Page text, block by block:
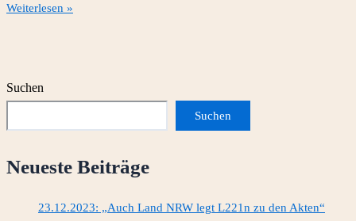
10.02.2023:
Antrag
an
Weiterlesen »
Suchen
Suchen
Neueste Beiträge
23.12.2023: „Auch Land NRW legt L221n zu den Akten“